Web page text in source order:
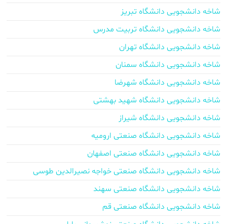
شاخه دانشجویی دانشگاه تبریز
شاخه دانشجویی دانشگاه تربیت مدرس
شاخه دانشجویی دانشگاه تهران
شاخه دانشجویی دانشگاه سمنان
شاخه دانشجویی دانشگاه شهرضا
شاخه دانشجویی دانشگاه شهید بهشتی
شاخه دانشجویی دانشگاه شیراز
شاخه دانشجویی دانشگاه صنعتی ارومیه
شاخه دانشجویی دانشگاه صنعتی اصفهان
شاخه دانشجویی دانشگاه صنعتی خواجه نصیرالدین طوسی
شاخه دانشجویی دانشگاه صنعتی سهند
شاخه دانشجویی دانشگاه صنعتی قم